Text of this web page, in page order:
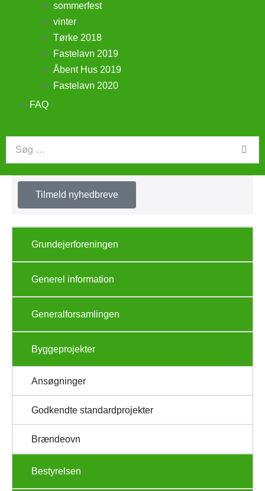
sommerfest
vinter
Tørke 2018
Fastelavn 2019
Åbent Hus 2019
Fastelavn 2020
FAQ
Tilmeld nyhedbreve
Grundejerforeningen
Generel information
Generalforsamlingen
Byggeprojekter
Ansøgninger
Godkendte standardprojekter
Brændeovn
Bestyrelsen